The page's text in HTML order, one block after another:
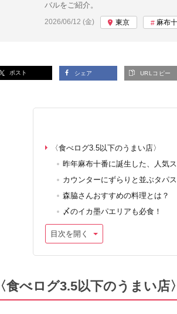
バルをご紹介。
投稿日:
2026/06/12 (金) 東京 麻布
ポスト シェア URLコピー
〈食べログ3.5以下のうまい店〉
昨年麻布十番に誕生した、人気
カウンターにずらりと並ぶタパ
森脇さんおすすめの料理とは？
〆のイカ墨パエリアも必食！
目次を開く
〈食べログ3.5以下のうまい店〉